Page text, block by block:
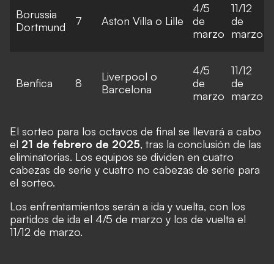
Borussia
Dortmund
7 Aston Villa o Lille
4/5
de
marzo
11/12
de
marzo
Benfica 8
Liverpool o
Barcelona
4/5
de
marzo
11/12
de
marzo
El sorteo para los octavos de final se llevará a cabo
el 21 de febrero de 2025, tras la conclusión de las
eliminatorias. Los equipos se dividen en cuatro
cabezas de serie y cuatro no cabezas de serie para
el sorteo.
Los enfrentamientos serán a ida y vuelta, con los
partidos de ida el 4/5 de marzo y los de vuelta el
11/12 de marzo.